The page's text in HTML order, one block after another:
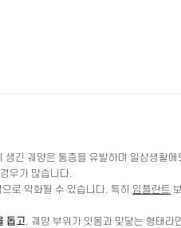
긴 궤양은 통증을 유발하며 일상생활
우가 많습니다.
로 악화될 수 있습니다. 특히 임플란트
돕고, 궤양 부위가 잇몸과 맞닿는 형태라